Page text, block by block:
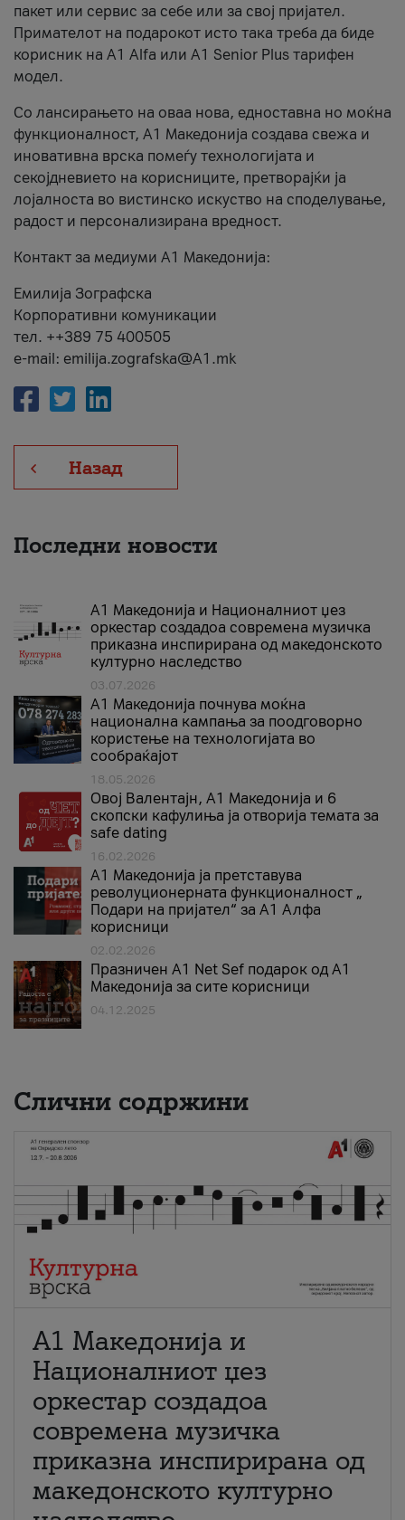
пакет или сервис за себе или за свој пријател.
Примателот на подарокот исто така треба да биде
корисник на А1 Alfa или A1 Senior Plus тарифен
модел.
Со лансирањето на оваа нова, едноставна но моќна
функционалност, А1 Македонија создава свежа и
иновативна врска помеѓу технологијата и
секојдневието на корисниците, претворајќи ја
лојалноста во вистинско искуство на споделување,
радост и персонализирана вредност.
Контакт за медиуми А1 Македонија:
Емилија Зографска
Корпоративни комуникации
тел. ++389 75 400505
e-mail: emilija.zografska@A1.mk
Назад
Последни новости
А1 Македонија и Националниот џез
оркестар создадоа современа музичка
приказна инспирирана од македонското
културно наследство
03.07.2026
A1 Македонија почнува моќна
национална кампања за поодговорно
користење на технологијата во
сообраќајот
18.05.2026
Овој Валентајн, A1 Македонија и 6
скопски кафулиња ја отворија темата за
safe dating
16.02.2026
А1 Македонија ја претставува
револуционерната функционалност „
Подари на пријател“ за А1 Алфа
корисници
02.02.2026
Празничен A1 Net Sеf подарок од А1
Македонија за сите корисници
04.12.2025
Слични содржини
А1 Македонија и
Националниот џез
оркестар создадоа
современа музичка
приказна инспирирана од
македонското културно